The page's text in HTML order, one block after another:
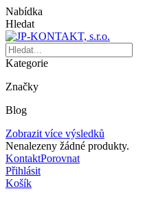
Nabídka
Hledat
Kategorie
Značky
Blog
Zobrazit více výsledků
Nenalezeny žádné produkty.
KontaktPorovnat
Přihlásit
Košík